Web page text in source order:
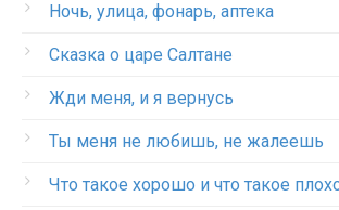
Ночь, улица, фонарь, аптека
Сказка о царе Салтане
Жди меня, и я вернусь
Ты меня не любишь, не жалеешь
Что такое хорошо и что такое